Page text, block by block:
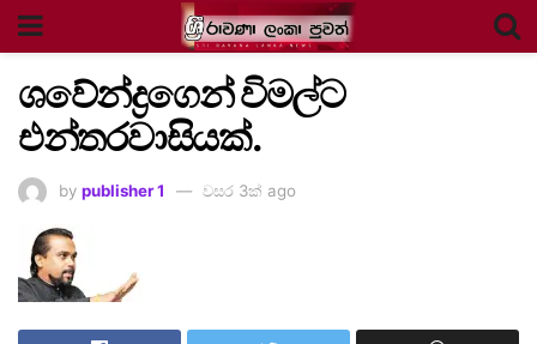
ශවේන්ද්‍රගෙන් විමල්ට
එන්තරවාසියක්.
by publisher 1 වසර 3ක් ago